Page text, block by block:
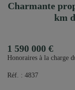
Charmante
km
1 590 000 €
Honoraires à la charge
Réf. : 4837